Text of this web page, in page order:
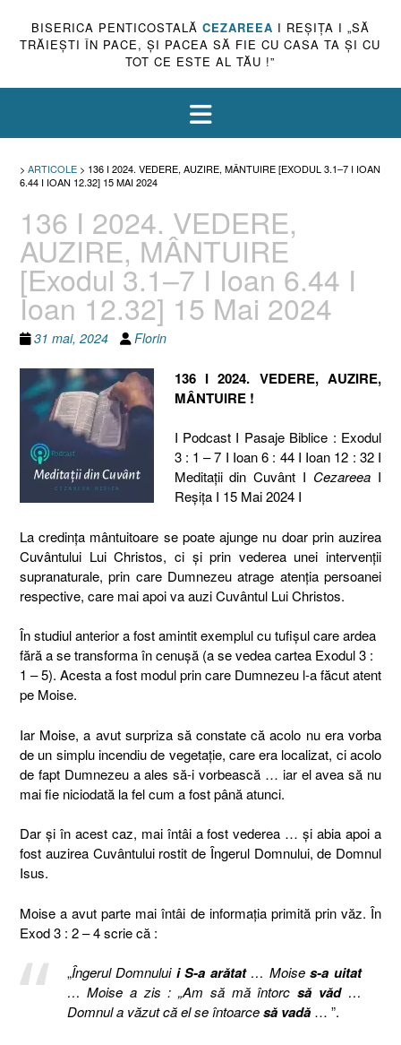
BISERICA PENTICOSTALĂ CEZAREEA I REŞIŢA I „SĂ
TRĂIEŞTI ÎN PACE, ŞI PACEA SĂ FIE CU CASA TA ŞI CU
TOT CE ESTE AL TĂU !”
> ARTICOLE > 136 I 2024. VEDERE, AUZIRE, MÂNTUIRE [EXODUL 3.1–7 I IOAN
6.44 I IOAN 12.32] 15 MAI 2024
136 I 2024. VEDERE,
AUZIRE, MÂNTUIRE
[Exodul 3.1–7 I Ioan 6.44 I
Ioan 12.32] 15 Mai 2024
31 mai, 2024 Florin
136 I 2024. VEDERE, AUZIRE,
MÂNTUIRE !
I Podcast I Pasaje Biblice : Exodul
3 : 1 – 7 I Ioan 6 : 44 I Ioan 12 : 32 I
Meditaţii din Cuvânt I Cezareea I
Reşiţa I 15 Mai 2024 I
La credința mântuitoare se poate ajunge nu doar prin auzirea
Cuvântului Lui Christos, ci și prin vederea unei intervenții
supranaturale, prin care Dumnezeu atrage atenția persoanei
respective, care mai apoi va auzi Cuvântul Lui Christos.
În studiul anterior a fost amintit exemplul cu tufișul care ardea
fără a se transforma în cenușă (a se vedea cartea Exodul 3 :
1 – 5). Acesta a fost modul prin care Dumnezeu l-a făcut atent
pe Moise.
Iar Moise, a avut surpriza să constate că acolo nu era vorba
de un simplu incendiu de vegetație, care era localizat, ci acolo
de fapt Dumnezeu a ales să-i vorbească … iar el avea să nu
mai fie niciodată la fel cum a fost până atunci.
Dar și în acest caz, mai întâi a fost vederea … și abia apoi a
fost auzirea Cuvântului rostit de Îngerul Domnului, de Domnul
Isus.
Moise a avut parte mai întâi de informația primită prin văz. În
Exod 3 : 2 – 4 scrie că :
„Îngerul Domnului i S-a arătat… Moise s-a uitat
… Moise a zis : „Am să mă întorcsă văd…
Domnul a văzut că el se întoarcesă vadă… ”.